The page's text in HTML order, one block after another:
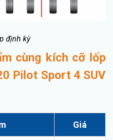
định kỳ
cùng kích cỡ lốp
Pilot Sport 4 SUV
Giá